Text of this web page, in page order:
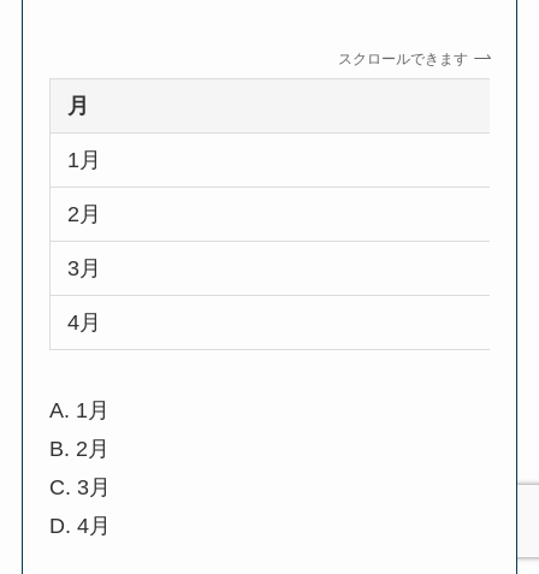
スクロールできます
月
1月
2月
3月
4月
A. 1月
B. 2月
C. 3月
D. 4月